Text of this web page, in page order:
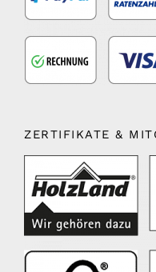
ZERTIFIKATE &